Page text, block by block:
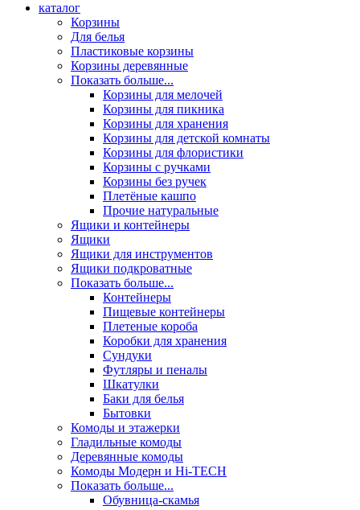
каталог
Корзины
Для белья
Пластиковые корзины
Корзины деревянные
Показать больше...
Корзины для мелочей
Корзины для пикника
Корзины для хранения
Корзины для детской комнаты
Корзины для флористики
Корзины с ручками
Корзины без ручек
Плетёные кашпо
Прочие натуральные
Ящики и контейнеры
Ящики
Ящики для инструментов
Ящики подкроватные
Показать больше...
Контейнеры
Пищевые контейнеры
Плетеные короба
Коробки для хранения
Сундуки
Футляры и пеналы
Шкатулки
Баки для белья
Бытовки
Комоды и этажерки
Гладильные комоды
Деревянные комоды
Комоды Модерн и Hi-TECH
Показать больше...
Обувница-скамья